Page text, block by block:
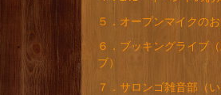
５．オープンマイクの
６．ブッキングライブ
ブ）
７．サロンゴ雑音部（い